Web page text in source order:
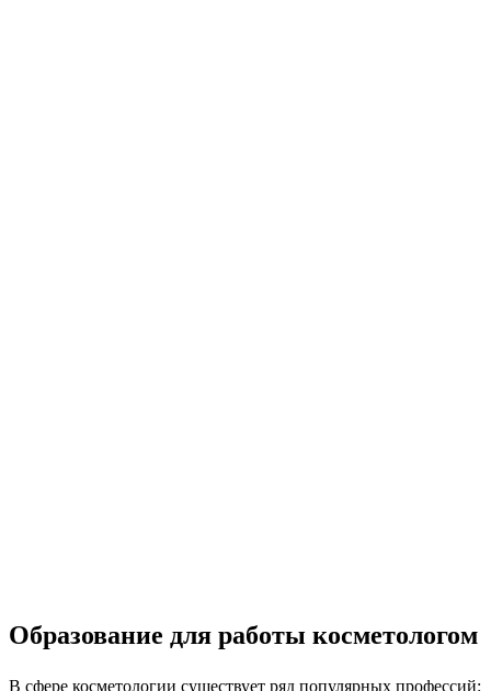
Образование для работы косметологом
В сфере косметологии существует ряд популярных профессий: